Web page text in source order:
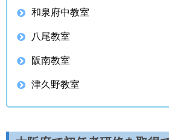
和泉府中教室
八尾教室
阪南教室
津久野教室